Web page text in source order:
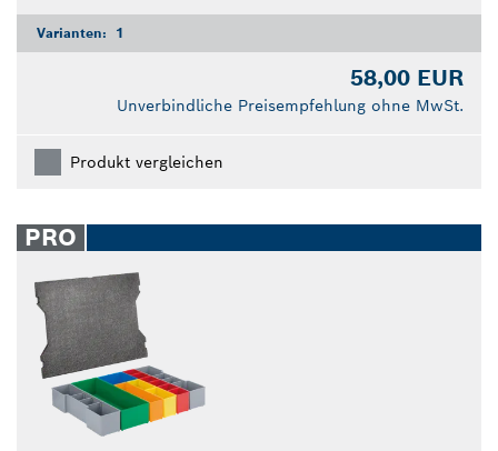
Varianten: 1
58,00 EUR
Unverbindliche Preisempfehlung ohne MwSt.
Produkt vergleichen
PRO